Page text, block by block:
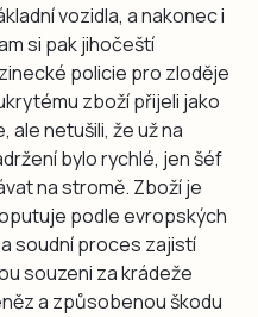
vozidla, a nakonec i
si pak jihočeští
policie pro zloděje
zboží přijeli jako
ale netušili, že už na
bylo rychlé, jen šéf
na stromě. Zboží je
podle evropských
soudní proces zajistí
souzeni za krádeže
a způsobenou škodu